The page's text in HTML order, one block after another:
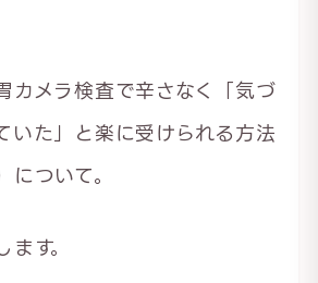
カメラ検査で辛さなく「気づ
いた」と楽に受けられる方法
について。
す。